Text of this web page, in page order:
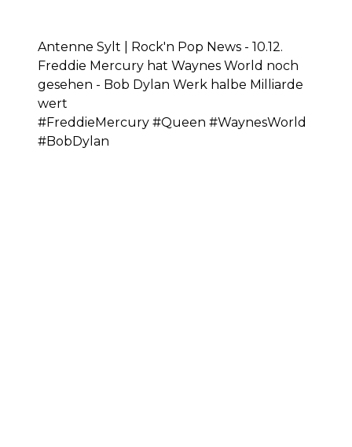
Antenne Sylt | Rock'n Pop News - 10.12.
Freddie Mercury hat Waynes World noch
gesehen - Bob Dylan Werk halbe Milliarde
wert
#FreddieMercury #Queen #WaynesWorld
#BobDylan